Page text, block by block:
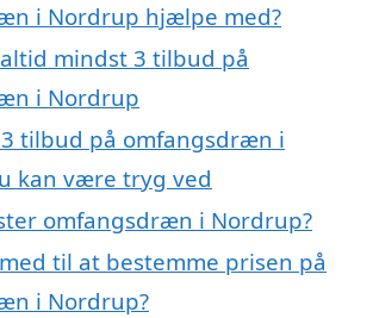
i Nordrup hjælpe med?
mindst 3 tilbud på
i Nordrup
tilbud på omfangsdræn i
kan være tryg ved
omfangsdræn i Nordrup?
til at bestemme prisen på
i Nordrup?